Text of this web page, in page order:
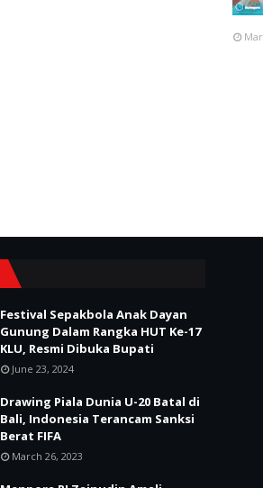
Festival Sepakbola Anak Dayan
Gunung Dalam Rangka HUT Ke-17
KLU, Resmi Dibuka Bupati
June 23, 2024
Drawing Piala Dunia U-20 Batal di
Bali, Indonesia Terancam Sanksi
Berat FIFA
March 26, 2023